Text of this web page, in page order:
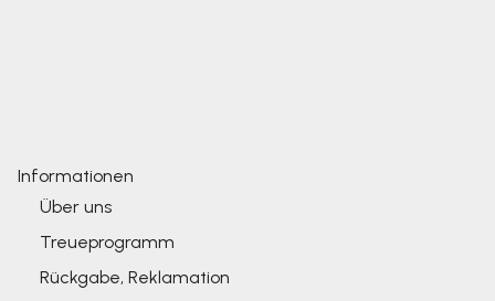
Informationen
Über uns
Treueprogramm
Rückgabe, Reklamation